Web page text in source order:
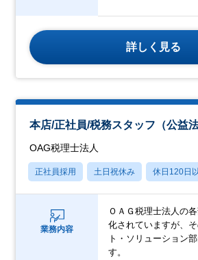
詳しく見る
本店/正社員/税務スタッフ（公益法
OAG税理士法人
正社員採用 土日祝休み 休日120日
業務内容
ＯＡＧ税理士法人の
化されていますが、
ト・ソリューション
す。